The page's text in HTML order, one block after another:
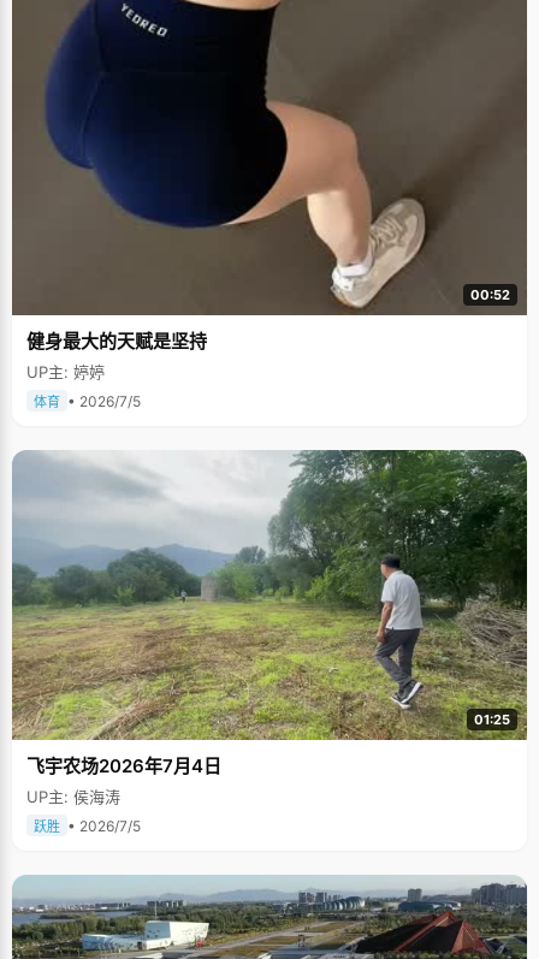
00:52
健身最大的天赋是坚持
UP主: 婷婷
体育 • 2026/7/5
01:25
飞宇农场2026年7月4日
UP主: 侯海涛
跃胜 • 2026/7/5